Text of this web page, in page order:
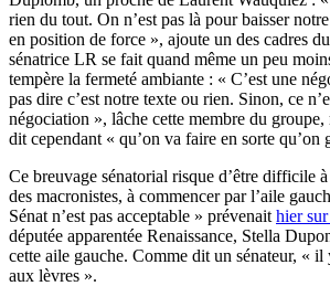
rien du tout. On n’est pas là pour baisser
en position de force », ajoute un des cadres
sénatrice LR se fait quand même un peu
tempère la fermeté ambiante : « C’est une
pas dire c’est notre texte ou rien. Sinon, ce
négociation », lâche cette membre du
dit cependant « qu’on va faire en sorte qu’on
Ce breuvage sénatorial risque d’être difficile
des macronistes, à commencer par l’aile
Sénat n’est pas acceptable » prévenait hier
députée apparentée Renaissance, Stella
cette aile gauche. Comme dit un sénateur, «
aux lèvres ».